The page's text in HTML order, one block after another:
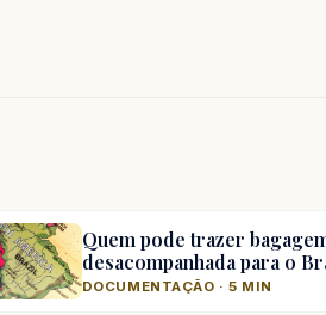
Quem pode trazer
desacompanhada para o
DOCUMENTAÇÃO · 5 MIN